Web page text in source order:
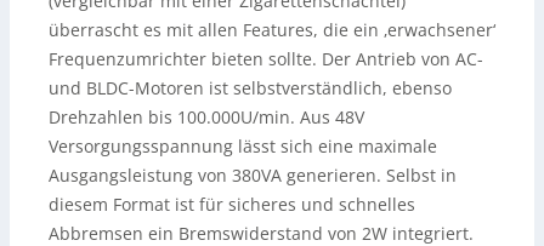
überrascht es mit allen Features, die ein ‚erwachsener‘
Frequenzumrichter bieten sollte. Der Antrieb von AC-
und BLDC-Motoren ist selbstverständlich, ebenso
Drehzahlen bis 100.000U/min. Aus 48V
Versorgungsspannung lässt sich eine maximale
Ausgangsleistung von 380VA generieren. Selbst in
diesem Format ist für sicheres und schnelles
Abbremsen ein Bremswiderstand von 2W integriert.